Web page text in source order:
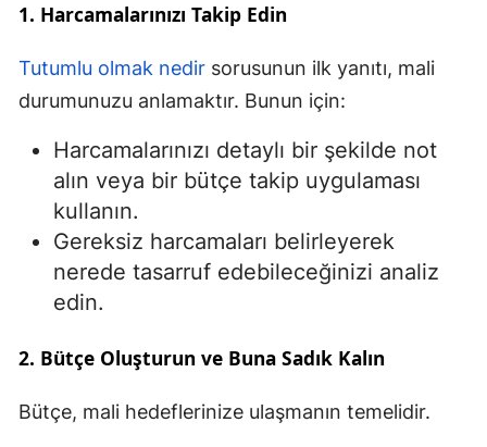
Manisa
Kahramanmaraş
Mardin
Muğla
Muş
Nevşehir
Niğde
Rize
Sakarya
1. Harcamalarınızı Takip Edin
Tutumlu olmak nedir sorusunun ilk yanıtı, mali
durumunuzu anlamaktır. Bunun için:
Harcamalarınızı detaylı bir şekilde not
alın veya bir bütçe takip uygulaması
kullanın.
Gereksiz harcamaları belirleyerek
nerede tasarruf edebileceğinizi analiz
edin.
2. Bütçe Oluşturun ve Buna Sadık Kalın
Bütçe, mali hedeflerinize ulaşmanın temelidir.